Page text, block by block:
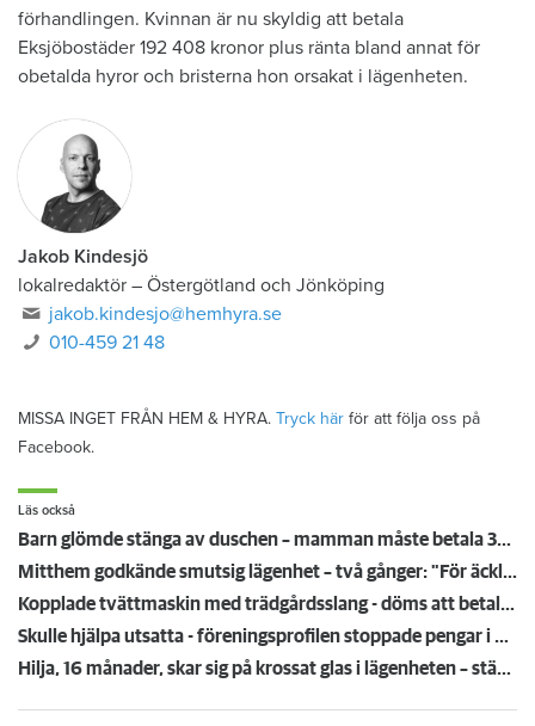
förhandlingen. Kvinnan är nu skyldig att betala
Eksjöbostäder 192 408 kronor plus ränta bland annat för
obetalda hyror och bristerna hon orsakat i lägenheten.
Jakob Kindesjö
lokalredaktör – Östergötland och Jönköping
jakob.kindesjo@hemhyra.se
010-459 21 48
MISSA INGET FRÅN HEM & HYRA. Tryck här för att följa oss på
Facebook.
Läs också
Barn glömde stänga av duschen – mamman måste betala 300 000
Mitthem godkände smutsig lägenhet – två gånger: "För äckligt för att flytta in"
Kopplade tvättmaskin med trädgårdsslang - döms att betala en miljon efter vattenskada
Skulle hjälpa utsatta - föreningsprofilen stoppade pengar i egen ficka
Hilja, 16 månader, skar sig på krossat glas i lägenheten – städmiss från tidigare hyresgäst